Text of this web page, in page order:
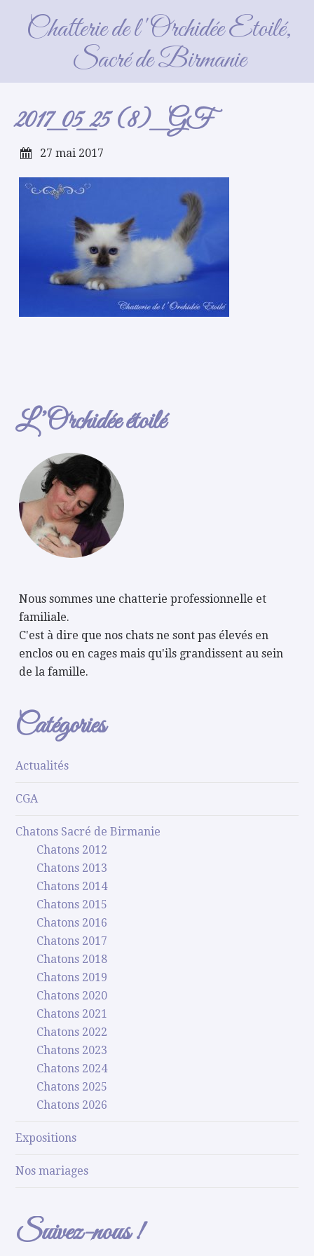
Chatterie de l'Orchidée Etoilé,
Sacré de Birmanie
2017_05_25 (8)_GF
2017_05_25 (8)_GF
27 mai 2017
L’Orchidée étoilé
Nous sommes une chatterie professionnelle et
familiale.
C'est à dire que nos chats ne sont pas élevés en
enclos ou en cages mais qu'ils grandissent au sein
de la famille.
Catégories
Actualités
CGA
Chatons Sacré de Birmanie
Chatons 2012
Chatons 2013
Chatons 2014
Chatons 2015
Chatons 2016
Chatons 2017
Chatons 2018
Chatons 2019
Chatons 2020
Chatons 2021
Chatons 2022
Chatons 2023
Chatons 2024
Chatons 2025
Chatons 2026
Expositions
Nos mariages
Suivez-nous !